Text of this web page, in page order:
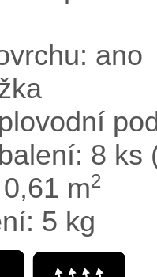
ano
8 ks
m2
5 kg